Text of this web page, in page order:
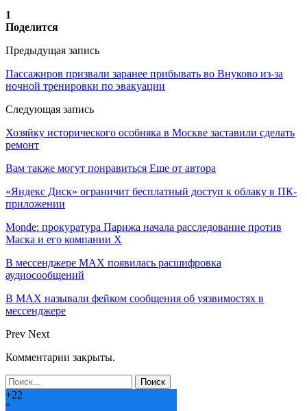
1
Поделится
Предыдущая запись
Пассажиров призвали заранее прибывать во Внуково из-за
ночной тренировки по эвакуации
Следующая запись
Хозяйку исторического особняка в Москве заставили сделать
ремонт
Вам также могут понравиться Еще от автора
«Яндекс Диск» ограничит бесплатный доступ к облаку в ПК-
приложении
Monde: прокуратура Парижа начала расследование против
Маска и его компании X
В мессенджере MAX появилась расшифровка
аудиосообщений
В МAX называли фейком сообщения об уязвимостях в
мессенджере
Prev Next
Комментарии закрыты.
+22
°